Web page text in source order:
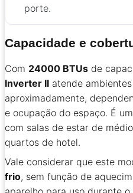
porte.
Capacidade e
Com 24000 BTUs de
Inverter II atende
aproximadamente,
e ocupação do espaço. É
com salas de estar de
quartos de hotel.
Vale considerar que este
frio, sem função de